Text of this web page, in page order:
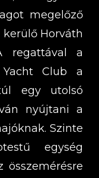
megelőző
Horváth
regattával a
Club a
egy utolsó
nyújtani a
Szinte
egység